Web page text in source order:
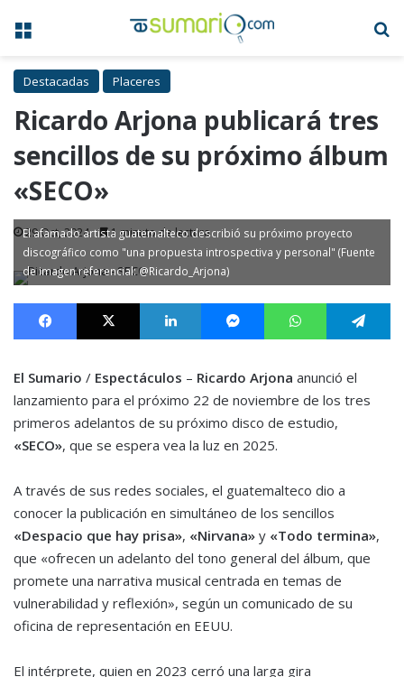
Menú
Destacadas Placeres
Ricardo Arjona publicará tres
sencillos de su próximo álbum
«SECO»
29 Oct, 2024 1 minuto de lectura
El afamado artista guatemalteco describió su próximo proyecto
discográfico como "una propuesta introspectiva y personal" (Fuente
de imagen referencial: @Ricardo_Arjona)
Facebook X LinkedIn MessengerWhatsApp
El Sumario / Espectáculos – Ricardo Arjona anunció el
lanzamiento para el próximo 22 de noviembre de los tres
primeros adelantos de su próximo disco de estudio,
«SECO», que se espera vea la luz en 2025.
A través de sus redes sociales, el guatemalteco dio a
conocer la publicación en simultáneo de los sencillos
«Despacio que hay prisa», «Nirvana» y «Todo termina»,
que «ofrecen un adelanto del tono general del álbum, que
promete una narrativa musical centrada en temas de
vulnerabilidad y reflexión», según un comunicado de su
oficina de representación en EEUU.
El intérprete, quien en 2023 cerró una larga gira